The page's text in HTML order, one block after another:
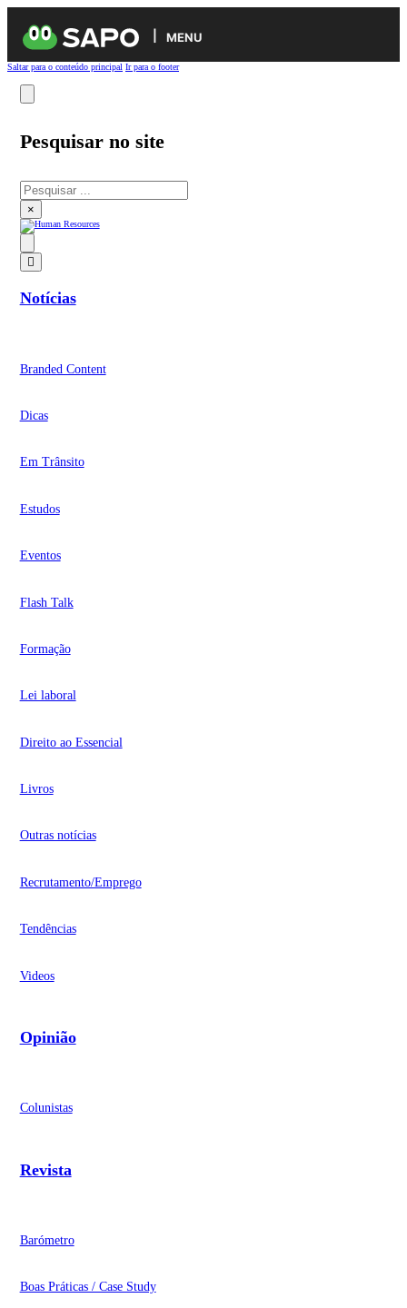
MENU
Saltar para o conteúdo principal Ir para o footer
Pesquisar no site
Pesquisar
×
Notícias
Branded Content
Dicas
Em Trânsito
Estudos
Eventos
Flash Talk
Formação
Lei laboral
Direito ao Essencial
Livros
Outras notícias
Recrutamento/Emprego
Tendências
Videos
Opinião
Colunistas
Revista
Barómetro
Boas Práticas / Case Study